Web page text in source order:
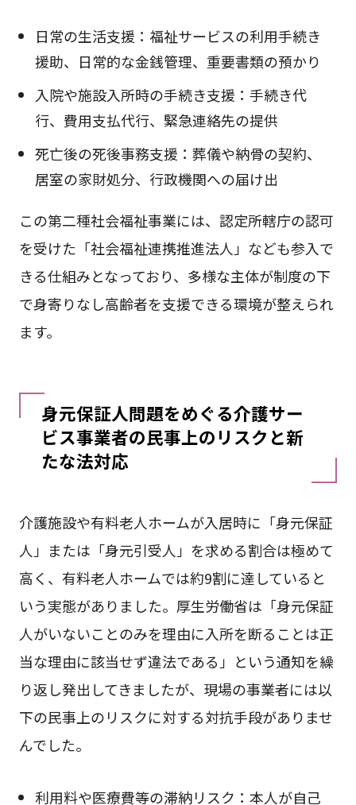
日常の生活支援：福祉サービスの利用手続き
援助、日常的な金銭管理、重要書類の預かり
入院や施設入所時の手続き支援：手続き代
行、費用支払代行、緊急連絡先の提供
死亡後の死後事務支援：葬儀や納骨の契約、
居室の家財処分、行政機関への届け出
この第二種社会福祉事業には、認定所轄庁の認可
を受けた「社会福祉連携推進法人」なども参入で
きる仕組みとなっており、多様な主体が制度の下
で身寄りなし高齢者を支援できる環境が整えられ
ます。
身元保証人問題をめぐる介護サー
ビス事業者の民事上のリスクと新
たな法対応
介護施設や有料老人ホームが入居時に「身元保証
人」または「身元引受人」を求める割合は極めて
高く、有料老人ホームでは約9割に達していると
いう実態がありました。厚生労働省は「身元保証
人がいないことのみを理由に入所を断ることは正
当な理由に該当せず違法である」という通知を繰
り返し発出してきましたが、現場の事業者には以
下の民事上のリスクに対する対抗手段がありませ
んでした。
利用料や医療費等の滞納リスク：本人が自己